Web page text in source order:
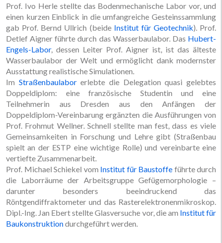
Prof. Ivo Herle stellte das Bodenmechanische Labor vor, und
einen kurzen Einblick in die umfangreiche Gesteinssammlung
gab Prof. Bernd Ullrich (beide Institut für Geotechnik). Prof.
Detlef Aigner führte durch das Wasserbaulabor. Das Hubert-
Engels-Labor, dessen Leiter Prof. Aigner ist, ist das älteste
Wasserbaulabor der Welt und ermöglicht dank modernster
Ausstattung realistische Simulationen.
Im Straßenbaulaborerlebte die Delegation quasi gelebtes
Doppeldiplom: eine französische Studentin und eine
Teilnehmerin aus Dresden aus den Anfängen der
Doppeldiplom-Vereinbarung ergänzten die Ausführungen von
Prof. Frohmut Wellner. Schnell stellte man fest, dass es viele
Gemeinsamkeiten in Forschung und Lehre gibt (Straßenbau
spielt an der ESTP eine wichtige Rolle) und vereinbarte eine
vertiefte Zusammenarbeit.
Prof. Michael Schiekel vom Institut für Baustoffe führte durch
die Laborräume der Arbeitsgruppe Gefügemorphologie –
darunter besonders beeindruckend das
Röntgendiffraktometer und das Rasterelektronenmikroskop.
Dipl.-Ing. Jan Ebert stellte Glasversuche vor, die am Institut für
Baukonstruktiondurchgeführt werden.